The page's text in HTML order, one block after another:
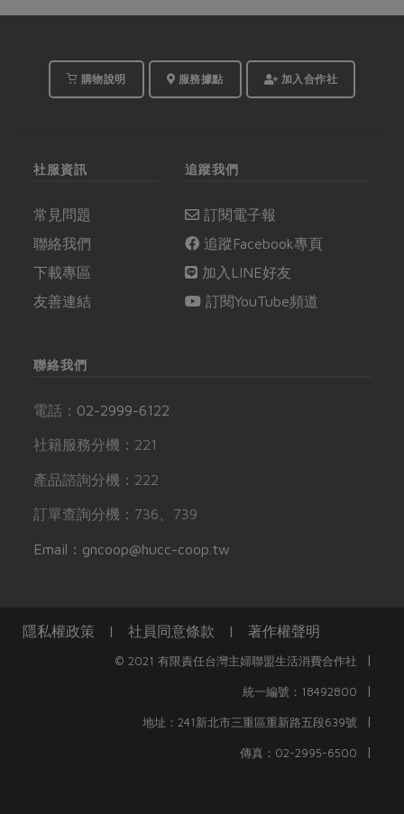
購物說明 服務據點 加入合作社
社服資訊
常見問題
聯絡我們
下載專區
友善連結
追蹤我們
訂閱電子報
追蹤Facebook專頁
加入LINE好友
訂閱YouTube頻道
聯絡我們
電話： 02-2999-6122
社籍服務分機：221
產品諮詢分機：222
訂單查詢分機：736、739
Email：gncoop@hucc-coop.tw
隱私權政策 | 社員同意條款 | 著作權聲明
© 2021 有限責任台灣主婦聯盟生活消費合作社 |
統一編號：18492800 |
地址：241新北市三重區重新路五段639號 |
傳真：02-2995-6500 |